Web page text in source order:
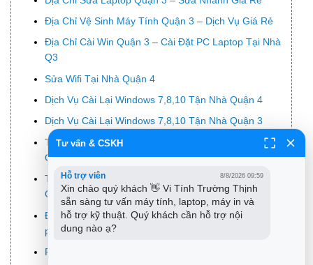
Địa Chỉ Vệ Sinh Máy Tính Quận 3 – Dịch Vụ Giá Rẻ
Địa Chỉ Cài Win Quận 3 – Cài Đặt PC Laptop Tại Nhà
Q3
Sửa Wifi Tại Nhà Quận 4
Dịch Vụ Cài Lại Windows 7,8,10 Tận Nhà Quận 4
Dịch Vụ Cài Lại Windows 7,8,10 Tận Nhà Quận 3
Tuyển Thợ Sửa Máy Tính – Thợ Sửa Máy In Tại
Quận 4 Lương Trên 10tr
Tuyển Thợ Sửa Máy Tính – Thợ Sửa Máy In Tại
Quận 3
Đánh giá laptop Asus Zenbook 15: Nhỏ gọn, bàn
phím thoải mái
Pin Laptop Asus Z9200 Giá Rẻ Nhất
Tư vấn & CSKH
Hỗ trợ viên 8/8/2026 09:59
Xin chào quý khách 👋 Vi Tính Trường Thịnh
sẵn sàng tư vấn máy tính, laptop, máy in và
hỗ trợ kỹ thuật. Quý khách cần hỗ trợ nội
dung nào ạ?